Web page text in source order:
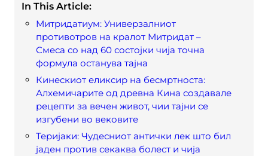
In This Article:
Митридатиум: Универзалниот
противотров на кралот Митридат –
Смеса со над 60 состојки чија точна
формула останува тајна
Кинескиот еликсир на бесмртноста:
Алхемичарите од древна Кина создавале
рецепти за вечен живот, чии тајни се
изгубени во вековите
Теријаки: Чудесниот антички лек што бил
јаден против секаква болест и чија